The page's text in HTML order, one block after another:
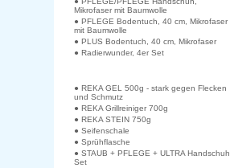
Mikrofaser mit Baumwolle
● PFLEGE Bodentuch, 40 cm, Mikrofaser
mit Baumwolle
● PLUS Bodentuch, 40 cm, Mikrofaser
● Radierwunder, 4er Set
● REKA GEL 500g - stark gegen Flecken
und Schmutz
● REKA Grillreiniger 700g
● REKA STEIN 750g
● Seifenschale
● Sprühflasche
● STAUB + PFLEGE + ULTRA Handschuh
Set